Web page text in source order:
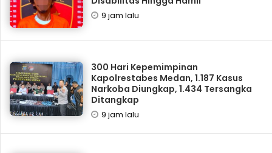
9 jam lalu
300 Hari Kepemimpinan
Kapolrestabes Medan, 1.187 Kasus
Narkoba Diungkap, 1.434 Tersangka
Ditangkap
9 jam lalu